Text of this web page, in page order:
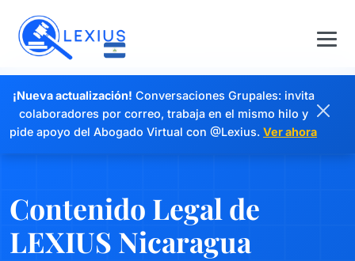
¡Nueva actualización! Conversaciones Grupales: invita
colaboradores por correo, trabaja en el mismo hilo y
pide apoyo del Abogado Virtual con @Lexius. Ver ahora
Contenido Legal de
LEXIUS Nicaragua